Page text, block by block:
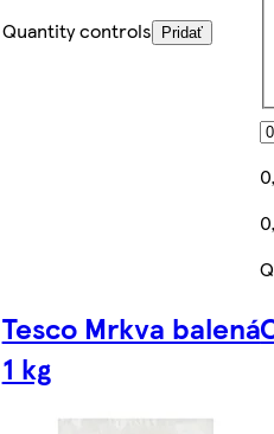
Quantity controls
Pridať
Tesco Mrkva balená
1 kg